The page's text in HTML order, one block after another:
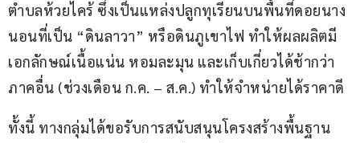
ตำบลห้วยไคร้ ซึ่งเป็นแหล่งปลูกทุเรียนบนพื้นที่ดอยนาง
นอนที่เป็น “ดินลาวา” หรือดินภูเขาไฟ ทำให้ผลผลิตมี
เอกลักษณ์เนื้อแน่น หอมละมุน และเก็บเกี่ยวได้ช้ากว่า
ภาคอื่น (ช่วงเดือน ก.ค. – ส.ค.) ทำให้จำหน่ายได้ราคาดี
ทั้งนี้ ทางกลุ่มได้ขอรับการสนับสนุนโครงสร้างพื้นฐาน